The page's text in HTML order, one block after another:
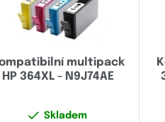
multipack
HP 364XL - N9J74AE
Skladem